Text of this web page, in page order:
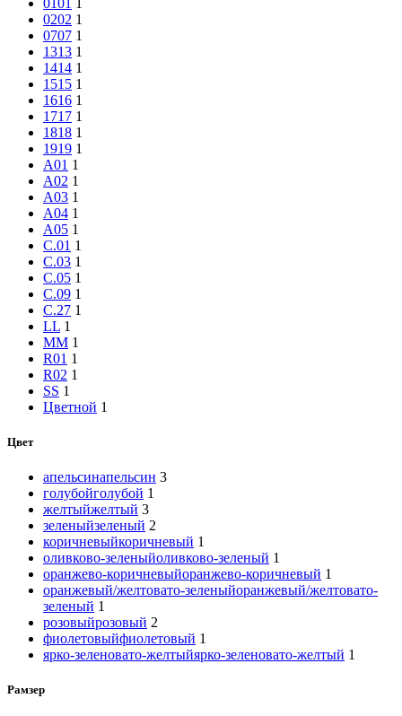
0101 1
0202 1
0707 1
1313 1
1414 1
1515 1
1616 1
1717 1
1818 1
1919 1
A01 1
A02 1
A03 1
A04 1
A05 1
C.01 1
C.03 1
C.05 1
C.09 1
C.27 1
LL 1
MM 1
R01 1
R02 1
SS 1
Цветной 1
Цвет
апельсинапельсин 3
голубойголубой 1
желтыйжелтый 3
зеленыйзеленый 2
коричневыйкоричневый 1
оливково-зеленыйоливково-зеленый 1
оранжево-коричневыйоранжево-коричневый 1
оранжевый/желтовато-зеленыйоранжевый/желтовато-
зеленый 1
розовыйрозовый 2
фиолетовыйфиолетовый 1
ярко-зеленовато-желтыйярко-зеленовато-желтый 1
Рамзер